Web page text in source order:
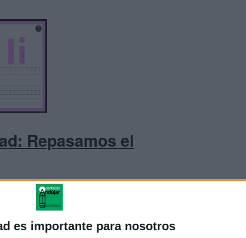
es importante para nosotros
Repasamos el